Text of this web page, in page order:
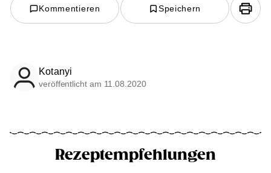
Kommentieren Speichern
Kotanyi
veröffentlicht am 11.08.2020
Rezeptempfehlungen